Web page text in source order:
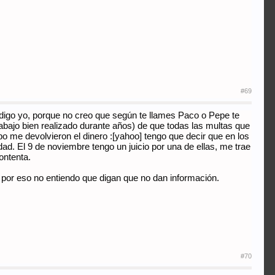
#69
yo, porque no creo que según te llames Paco o Pepe te
bien realizado durante años) de que todas las multas que
me devolvieron el dinero :[yahoo] tengo que decir que en los
El 9 de noviembre tengo un juicio por una de ellas, me trae
eso no entiendo que digan que no dan información.
#70